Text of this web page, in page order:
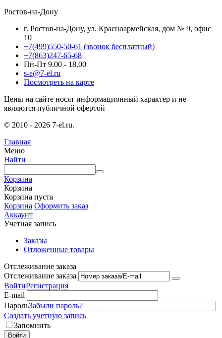
Ростов-на-Дону
г. Ростов-на-Дону, ул. Красноармейская, дом № 9, офис
10
+7(499)550-50-61 (звонок бесплатный)
+7(863)247-65-68
Пн-Пт 9.00 - 18.00
s-e@7-el.ru
Посмотреть на карте
Цены на сайте носят информационный характер и не
являются публичной офертой
© 2010 - 2026 7-el.ru.
Главная
Меню
Найти
Корзина
Корзина
Корзина пуста
Корзина Оформить заказ
Аккаунт
Учетная запись
Заказы
Отложенные товары
Отслеживание заказа
Отслеживание заказа
ВойтиРегистрация
E-mail
ПарольЗабыли пароль?
Создать учетную запись
Запомнить
Войти